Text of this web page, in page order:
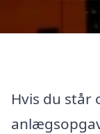
Hvis du står